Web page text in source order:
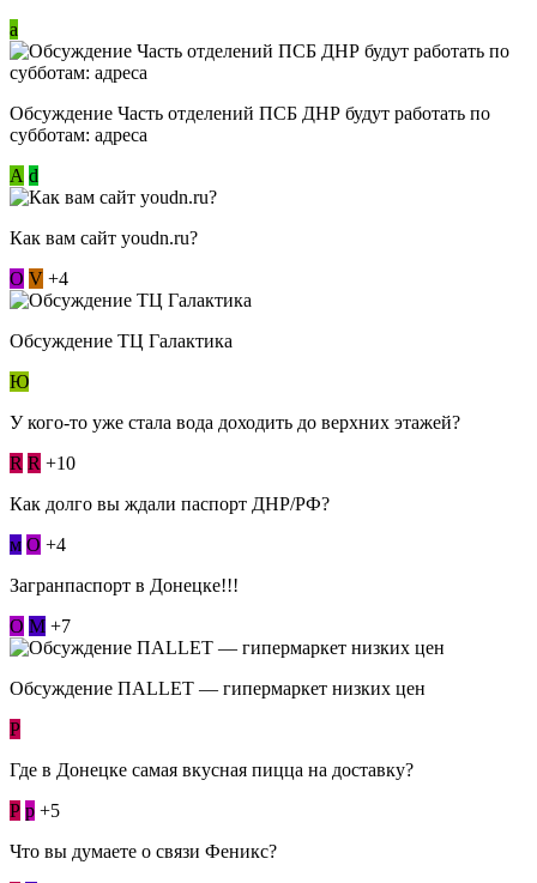
a
Обсуждение Часть отделений ПСБ ДНР будут работать по
субботам: адреса
А d
Как вам сайт youdn.ru?
О V +4
Обсуждение ТЦ Галактика
Ю
У кого-то уже стала вода доходить до верхних этажей?
R R +10
Как долго вы ждали паспорт ДНР/РФ?
м О +4
Загранпаспорт в Донецке!!!
О М +7
Обсуждение ПАLLЕТ — гипермаркет низких цен
Р
Где в Донецке самая вкусная пицца на доставку?
Р p +5
Что вы думаете о связи Феникс?